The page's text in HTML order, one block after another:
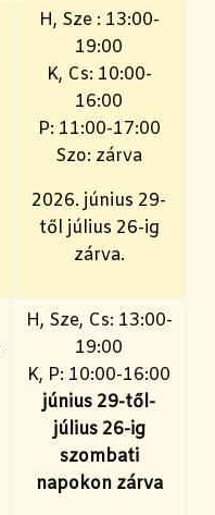
H, Sze : 13:00-
19:00
K, Cs: 10:00-
16:00
P: 11:00-17:00
Szo: zárva
2026. június 29-
től július 26-ig
zárva.
H, Sze, Cs: 13:00-
19:00
K, P: 10:00-16:00
június 29-től-
július 26-ig
szombati
napokon zárva